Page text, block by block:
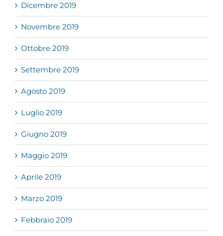
Dicembre 2019
Novembre 2019
Ottobre 2019
Settembre 2019
Agosto 2019
Luglio 2019
Giugno 2019
Maggio 2019
Aprile 2019
Marzo 2019
Febbraio 2019